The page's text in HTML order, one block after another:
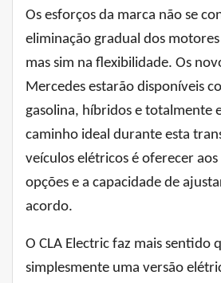
Os esforços da marca não se
eliminação gradual dos
mas sim na flexibilidade. Os
Mercedes estarão disponíveis
gasolina, híbridos e totalmente
caminho ideal durante esta
veículos elétricos é oferecer
opções e a capacidade de
acordo.
O CLA Electric faz mais sentido
simplesmente uma versão